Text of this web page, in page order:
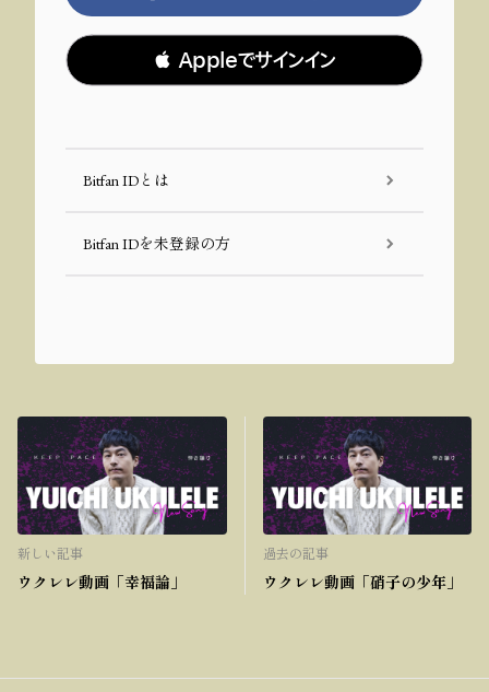
 Appleでサインイン
Bitfan IDとは
Bitfan IDを未登録の方
新しい記事
ウクレレ動画「幸福論」
過去の記事
ウクレレ動画「硝子の少年」